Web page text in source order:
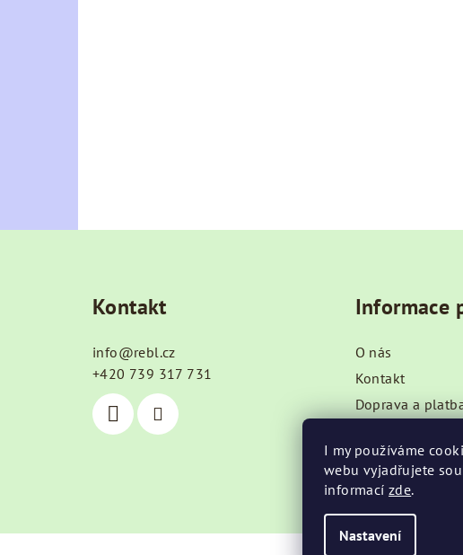
I my používáme
webu vyjadřujete
informacízde.
Nastavení
Kontakt
info@rebl.cz
+420 739 317 731
Informace
O nás
Kontakt
Doprava a
Podmínky
Blog